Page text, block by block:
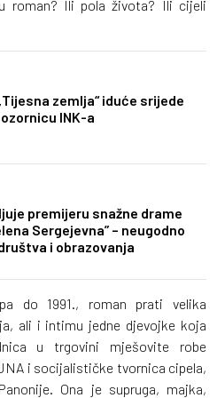
roman? Ili pola života? Ili cijeli
zemlja“ iduće srijede
INK-a
premijeru snažne drame
Sergejevna” – neugodno
i obrazovanja
do 1991., roman prati velika
ali i intimu jedne djevojke koja
u trgovini mješovite robe
i socijalističke tvornica cipela,
Ona je supruga, majka,